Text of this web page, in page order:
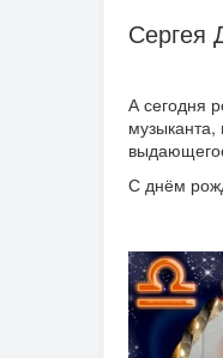
Сергея
А сегодня
музыканта,
С днём